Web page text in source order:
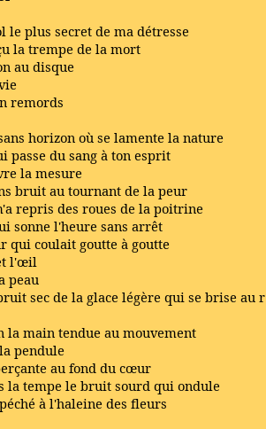
le plus secret de ma détresse
la trempe de la mort
au disque
remords
horizon où se lamente la nature
passe du sang à ton esprit
la mesure
bruit au tournant de la peur
repris des roues de la poitrine
sonne l'heure sans arrêt
qui coulait goutte à goutte
l'œil
peau
sec de la glace légère qui se brise au r
la main tendue au mouvement
pendule
au fond du cœur
la tempe le bruit sourd qui ondule
à l'haleine des fleurs